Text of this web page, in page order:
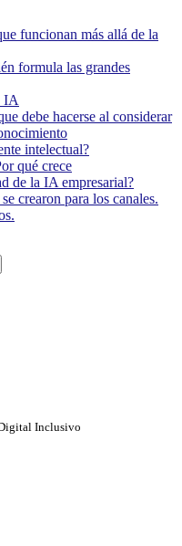
funcionan más allá de la
formula las grandes
IA
debe hacerse al considerar
intelectual?
qué crece
de la IA empresarial?
crearon para los canales.
Inclusivo